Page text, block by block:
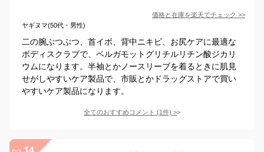
価格と在庫を楽天でチェック >>
ヤギヌマ(50代・男性)
二の腕ぶつぶつ、首イボ、背中ニキビ、お尻ケアに最適な
ボディスクラブで、ベルガモットグリチルリチン酸ジカリ
ウムになります。半袖とかノースリーブを着るときに肌見
せがしやすいケア製品で、市販とかドラッグストアで買い
やすいケア製品になります。
全てのおすすめコメント (1件) >